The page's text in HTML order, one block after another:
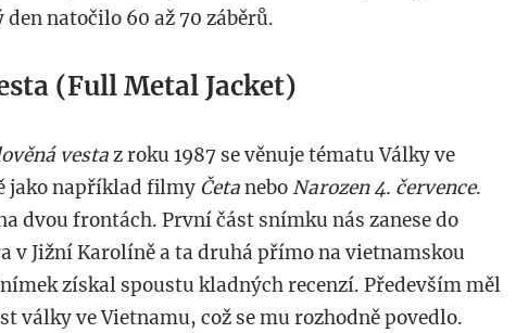
den natočilo 60 až 70 záběrů.
(Full Metal Jacket)
vestaz roku 1987 se věnuje tématu Války ve
jako například filmy Četanebo Narozen 4. července.
dvou frontách. První část snímku nás zanese do
v Jižní Karolíně a ta druhá přímo na vietnamskou
získal spoustu kladných recenzí. Především měl
války ve Vietnamu, což se mu rozhodně povedlo.